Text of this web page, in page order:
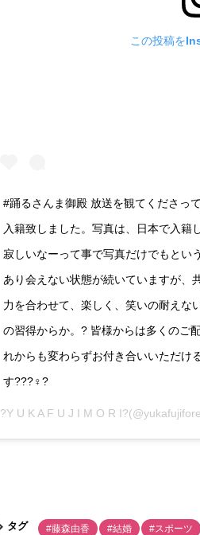
この投稿を
#踊るさんま御殿 放送を観てくださっ
入籍致しました。写真は、日本で入籍
寂しいなーって事で写真だけでもとい
あり会えない状態が続いていますが、
力を合わせて、楽しく、笑いの耐えな
の習得からか。? 皆様からは多くのご
れからも変わらずお付き合いいただけ
す???♀?
?Y U K A F U J I M O R I?
タグ #藤森由香 #結婚 #スポーツ